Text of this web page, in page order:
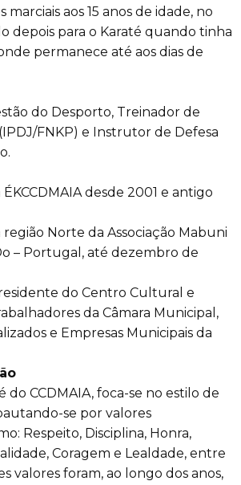
marciais aos 15 anos de idade, no
depois para o Karaté quando tinha
permanece até aos dias de
do Desporto, Treinador de
FNKP) e Instrutor de Defesa
desde 2001 e antigo
Norte da Associação Mabuni
– Portugal, até dezembro de
do Centro Cultural e
da Câmara Municipal,
e Empresas Municipais da
do CCDMAIA, foca-se no estilo de
se por valores
Respeito, Disciplina, Honra,
Coragem e Lealdade, entre
valores foram, ao longo dos anos,